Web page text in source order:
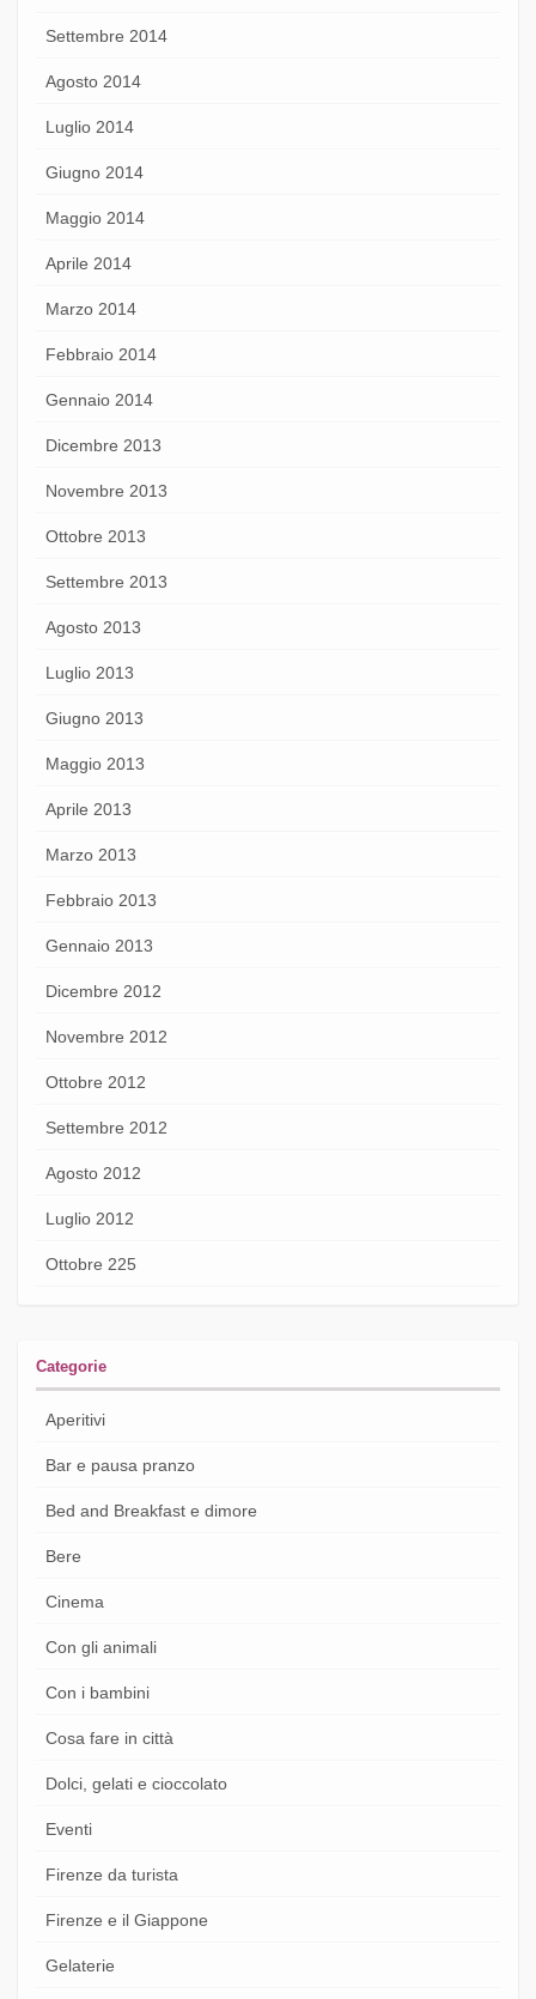
Settembre 2014
Agosto 2014
Luglio 2014
Giugno 2014
Maggio 2014
Aprile 2014
Marzo 2014
Febbraio 2014
Gennaio 2014
Dicembre 2013
Novembre 2013
Ottobre 2013
Settembre 2013
Agosto 2013
Luglio 2013
Giugno 2013
Maggio 2013
Aprile 2013
Marzo 2013
Febbraio 2013
Gennaio 2013
Dicembre 2012
Novembre 2012
Ottobre 2012
Settembre 2012
Agosto 2012
Luglio 2012
Ottobre 225
Categorie
Aperitivi
Bar e pausa pranzo
Bed and Breakfast e dimore
Bere
Cinema
Con gli animali
Con i bambini
Cosa fare in città
Dolci, gelati e cioccolato
Eventi
Firenze da turista
Firenze e il Giappone
Gelaterie